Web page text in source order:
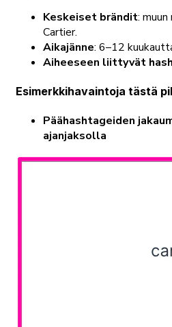
Keskeiset brändit: muun
Cartier.
Aikajänne: 6–12
Aiheeseen liittyvät
Esimerkkihavaintoja tästä
Päähashtageiden
ajanjaksolla